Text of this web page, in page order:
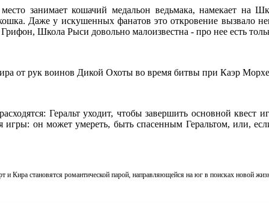
занимает кошачий медальон ведьмака, намекает на
Даже у искушенных фанатов это откровение вызвало
Школа Рыси довольно малоизвестна - про нее есть
от рук воинов Дикой Охоты во время битвы при Каэр
Геральт уходит, чтобы завершить основной квест
он может умереть, быть спасенным Геральтом, или,
Кира становятся романтической парой, направляющейся на юг в поисках новой